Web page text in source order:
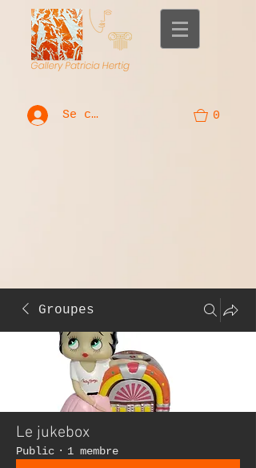
Se connecter 0
Groupes
Le jukebox
Public · 1 membre